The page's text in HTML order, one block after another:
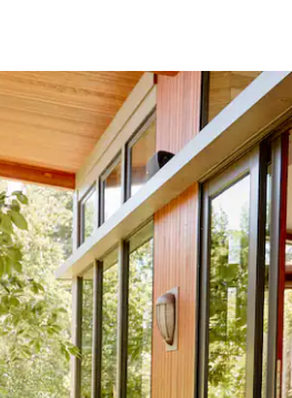
et vers le bas, ou en appuyant